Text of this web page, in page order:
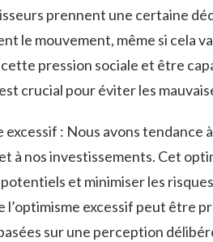
prennent une certaine
⁤le⁣ mouvement, même si cela
pression sociale et être
crucial ⁤pour ‍éviter les​
excessif : ‍Nous ‍avons ‌tendance‌
à ⁤nos investissements. Cet
et minimiser les
l’optimisme excessif peut être
sur‌ une perception